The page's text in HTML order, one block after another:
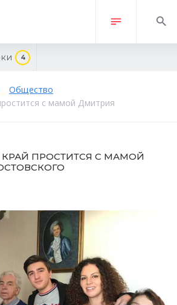
4
Общество
с мамой Дмитрия
ПРОСТИТСЯ С МАМОЙ